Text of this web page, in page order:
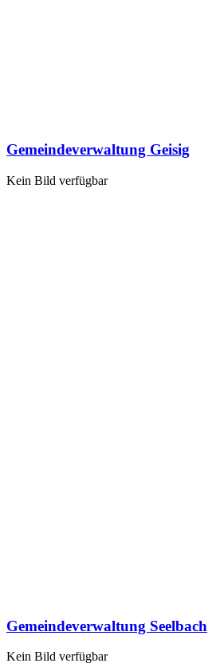
Gemeindeverwaltung Geisig
Kein Bild verfügbar
Gemeindeverwaltung Seelbach
Kein Bild verfügbar